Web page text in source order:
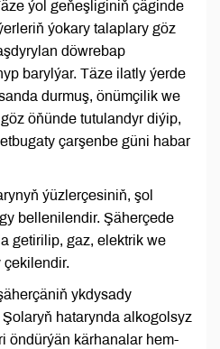
ýol geňeşliginiň çäginde
ýokary talaplary göz
döwrebap
barylýar. Täze ilatly ýerde
durmuş, önümçilik we
öňünde tutulandyr diýip,
çarşenbe güni habar
ýüzlerçesiniň, şol
bellenilendir. Şäherçede
getirilip, gaz, elektrik we
ykdysady
hatarynda alkogolsyz
öndürýän kärhanalar hem-